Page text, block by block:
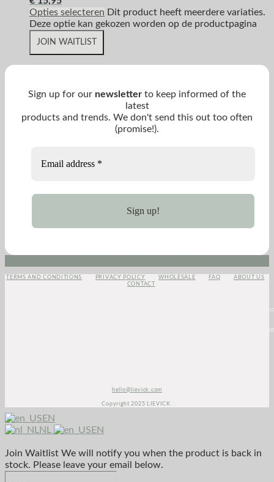
Opties selecteren Dit product heeft meerdere variaties.
Deze optie kan gekozen worden op de productpagina
JOIN WAITLIST
Sign up for our newsletter to keep informed of the
latest
products and trends. We don't send this out too often
(promise!).
TERMS AND CONDITIONS PRIVACY POLICY WHOLESALE FAQ
ABOUT US
CONTACT
hello@lievick.com
Copyright 2025 LIEVICK.
EN
NL
EN
Join Waitlist We will notify you when the product is back in
stock. Please leave your email below.